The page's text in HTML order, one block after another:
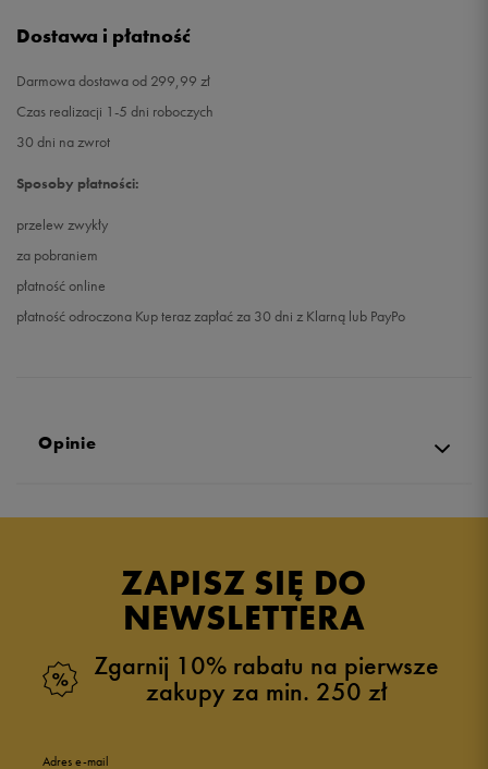
Dostawa i płatność
Darmowa dostawa od 299,99 zł
Czas realizacji 1-5 dni roboczych
30 dni na zwrot
Sposoby płatności:
przelew zwykły
za pobraniem
płatność online
płatność odroczona Kup teraz zapłać za 30 dni z Klarną lub PayPo
Opinie
ZAPISZ SIĘ DO
NEWSLETTERA
Zgarnij 10% rabatu na pierwsze
zakupy za min. 250 zł
Adres e-mail